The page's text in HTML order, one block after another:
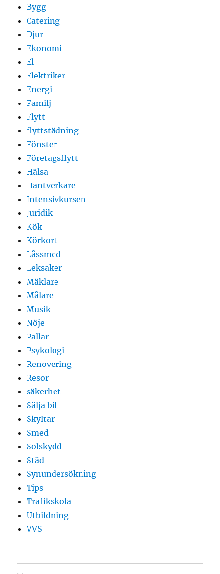
Bygg
Catering
Djur
Ekonomi
El
Elektriker
Energi
Familj
Flytt
flyttstädning
Fönster
Företagsflytt
Hälsa
Hantverkare
Intensivkursen
Juridik
Kök
Körkort
Låssmed
Leksaker
Mäklare
Målare
Musik
Nöje
Pallar
Psykologi
Renovering
Resor
säkerhet
Sälja bil
Skyltar
Smed
Solskydd
Städ
Synundersökning
Tips
Trafikskola
Utbildning
VVS